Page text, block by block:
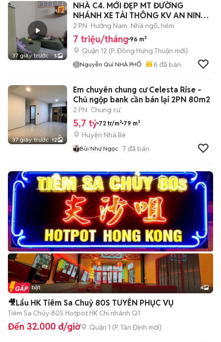
37 giây trước 5
NHÀ C4. MỚI ĐẸP MT ĐƯỜNG
NHÁNH XE TẢI THÔNG KV AN NINH
GIÁP TÂN BÌNH
2 PN Hướng Nam Nhà ngõ, hẻm
7 triệu/tháng 96 m²
Quận 12 (P. Đông Hưng Thuận mới)
Nguyễn Quí NHÀ PHỐ 6 đã bán
37 giây trước 12
Em chuyên chung cư Celesta Rise -
Chủ ngộp bank cần bán lại 2PN 80m2
2 PN Chung cư
5,7 tỷ 72 tr/m² 79 m²
Huyện Nhà Bè
Bùi Như Ngọc 7 đã bán
Tin nổi bật 4
🎥Lẩu HK Tiêm Sa Chuỷ 80S TUYỂN PHỤC VỤ
Tiêm Sa Chủy 80S Hotpot HK Chi nhánh Q1
Đến 32.000 đ/giờ Quận 1 (P. Tân Định mới)